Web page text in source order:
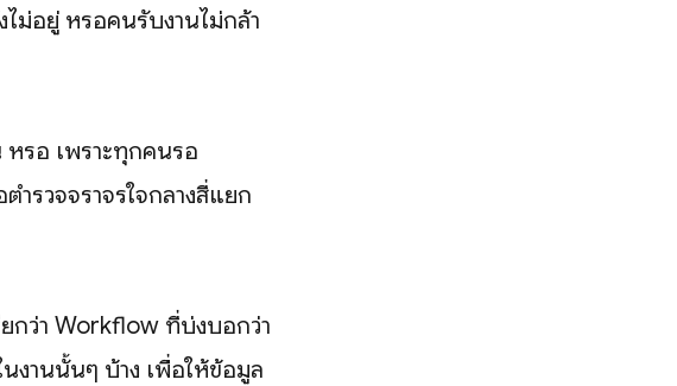
ไม่อยู่ หรือคนรับงานไม่กล้า
รือ เพราะทุกคนรอ
รวจจราจรใจกลางสี่แยก
กว่า Workflow ที่บ่งบอกว่า
งานนั้นๆ บ้าง เพื่อให้ข้อมูล